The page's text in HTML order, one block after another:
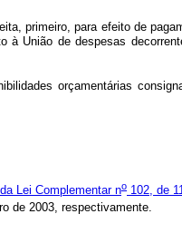
primeiro, para efeito de
União de despesas
orçamentárias
da Lei Complementar no 102, de
de 2003, respectivamente.